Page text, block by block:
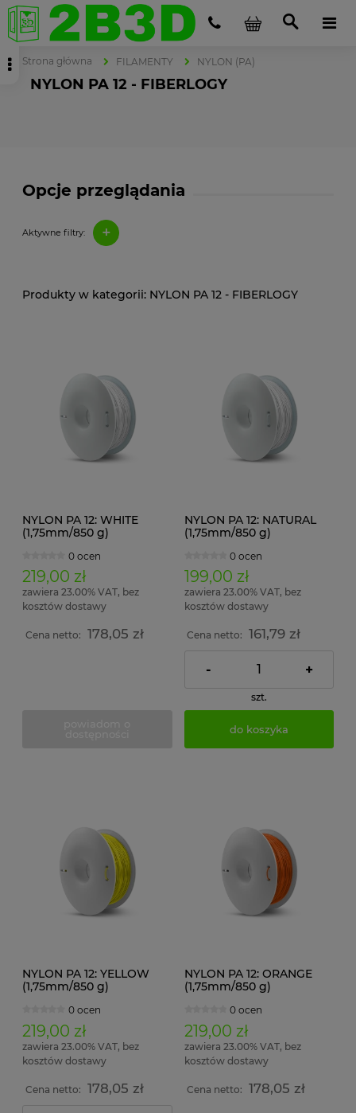
Strona główna FILAMENTY NYLON (PA)
NYLON PA 12 - FIBERLOGY
Opcje przeglądania
Aktywne filtry: +
NYLON PA 12 - FIBERLOGY
NYLON PA 12: WHITE
(1,75mm/850 g)
0 ocen
219,00 zł
zawiera 23.00% VAT, bez
kosztów dostawy
Cena netto: 178,05 zł
NYLON PA 12: NATURAL
(1,75mm/850 g)
0 ocen
199,00 zł
zawiera 23.00% VAT, bez
kosztów dostawy
Cena netto: 161,79 zł
- +
szt.
do koszyka
NYLON PA 12: YELLOW
(1,75mm/850 g)
0 ocen
219,00 zł
zawiera 23.00% VAT, bez
kosztów dostawy
Cena netto: 178,05 zł
NYLON PA 12: ORANGE
(1,75mm/850 g)
0 ocen
219,00 zł
zawiera 23.00% VAT, bez
kosztów dostawy
Cena netto: 178,05 zł